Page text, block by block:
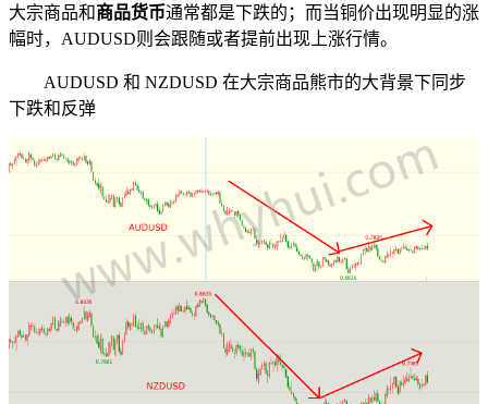
大宗商品和商品货币通常都是下跌的；而当铜价出现明显的涨
幅时，AUDUSD则会跟随或者提前出现上涨行情。
AUDUSD 和 NZDUSD 在大宗商品熊市的大背景下同步
下跌和反弹